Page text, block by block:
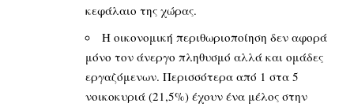
κεφάλαιο της χώρας.
Η οικονομική περιθωριοποίηση δεν αφορά
μόνο τον άνεργο πληθυσμό αλλά και ομάδες
εργαζόμενων. Περισσότερα από 1 στα 5
νοικοκυριά (21,5%) έχουν ένα μέλος στην